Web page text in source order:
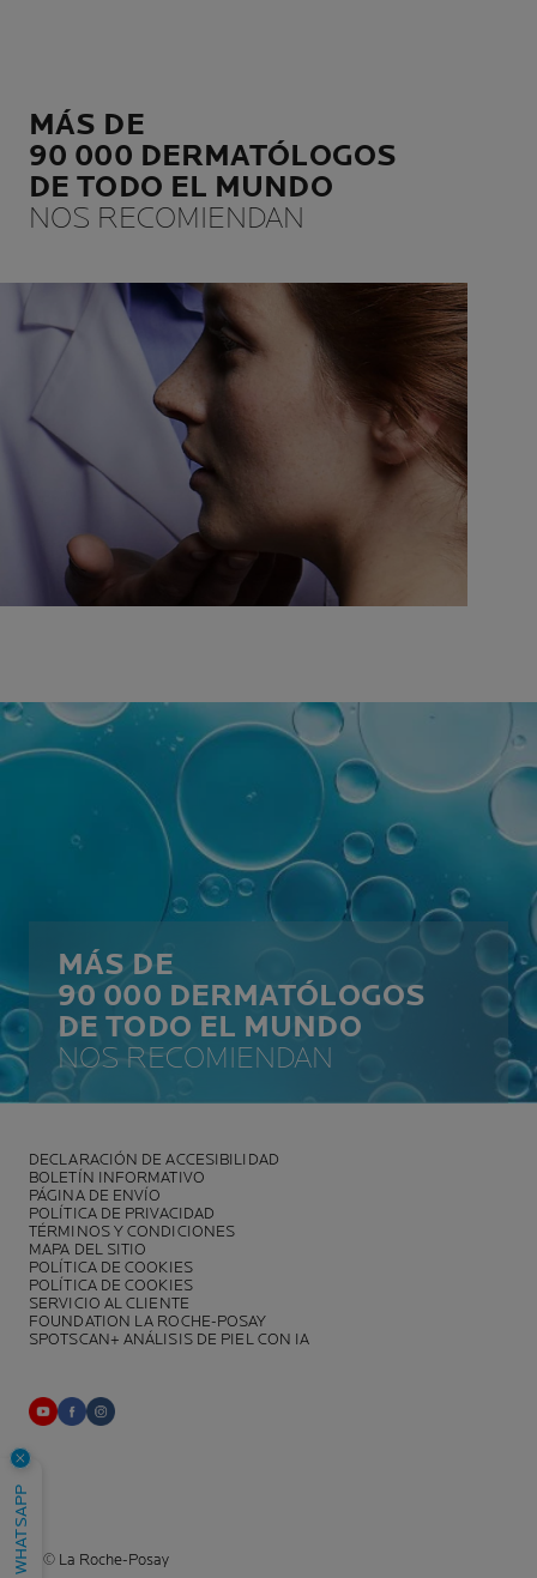
MÁS DE
90 000 DERMATÓLOGOS
DE TODO EL MUNDO
NOS RECOMIENDAN
MÁS DE
90 000 DERMATÓLOGOS
DE TODO EL MUNDO
NOS RECOMIENDAN
DECLARACIÓN DE ACCESIBILIDAD
BOLETÍN INFORMATIVO
PÁGINA DE ENVÍO
POLÍTICA DE PRIVACIDAD
TÉRMINOS Y CONDICIONES
MAPA DEL SITIO
POLÍTICA DE COOKIES
POLÍTICA DE COOKIES
SERVICIO AL CLIENTE
FOUNDATION LA ROCHE-POSAY
SPOTSCAN+ ANÁLISIS DE PIEL CON IA
© La Roche-Posay
WHATSAPP